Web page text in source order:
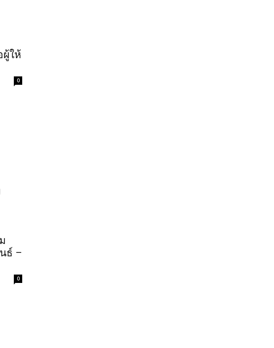
ผู้ให้
0
ธ์ –
0